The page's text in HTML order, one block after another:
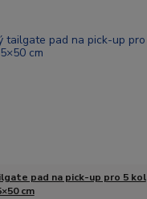
pad na pick-up pro 5 kol
cm